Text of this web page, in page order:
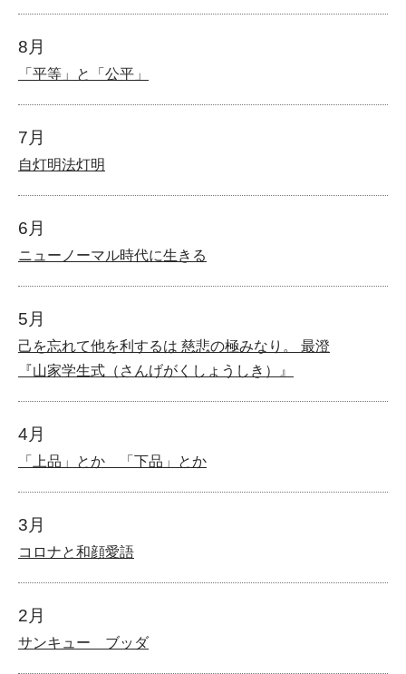
8月
「平等」と「公平」
7月
自灯明法灯明
6月
ニューノーマル時代に生きる
5月
己を忘れて他を利するは 慈悲の極みなり。 最澄
『山家学生式（さんげがくしょうしき）』
4月
「上品」とか 「下品」とか
3月
コロナと和顔愛語
2月
サンキュー ブッダ